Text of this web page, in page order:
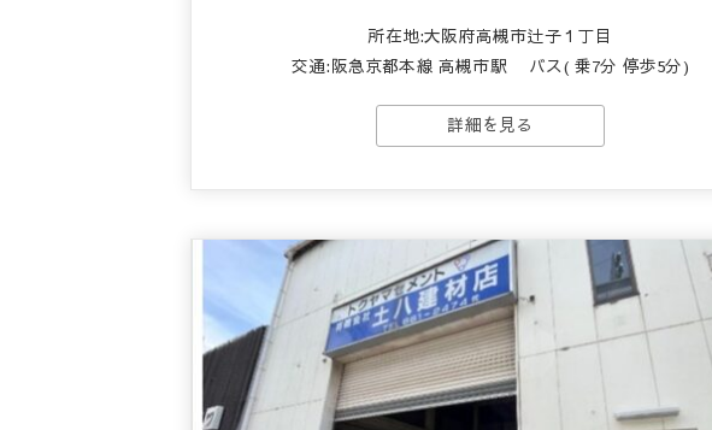
所在地:大阪府高槻市辻子１丁目
交通:阪急京都本線 高槻市駅 バス( 乗7分 停歩5分)
詳細を見る